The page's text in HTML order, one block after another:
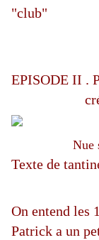
"club"
EPISODE II .
Nue
Texte de
On entend les
Patrick a un